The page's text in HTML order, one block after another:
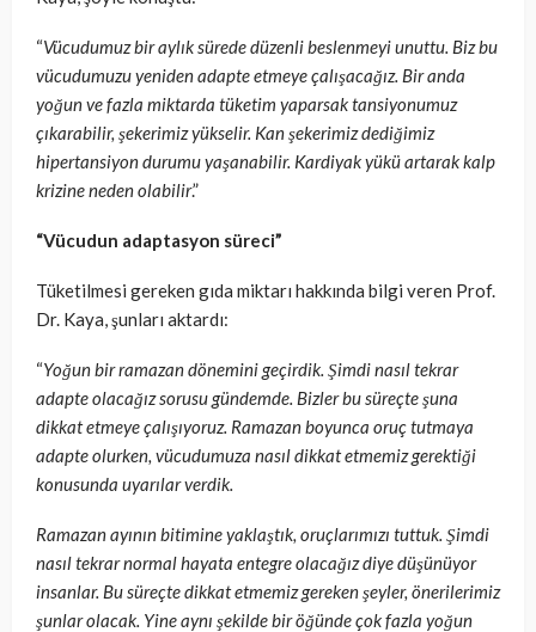
“Vücudumuz bir aylık sürede düzenli beslenmeyi unuttu. Biz bu
vücudumuzu yeniden adapte etmeye çalışacağız. Bir anda
yoğun ve fazla miktarda tüketim yaparsak tansiyonumuz
çıkarabilir, şekerimiz yükselir. Kan şekerimiz dediğimiz
hipertansiyon durumu yaşanabilir. Kardiyak yükü artarak kalp
krizine neden olabilir.”
“Vücudun adaptasyon süreci”
Tüketilmesi gereken gıda miktarı hakkında bilgi veren Prof.
Dr. Kaya, şunları aktardı:
“Yoğun bir ramazan dönemini geçirdik. Şimdi nasıl tekrar
adapte olacağız sorusu gündemde. Bizler bu süreçte şuna
dikkat etmeye çalışıyoruz. Ramazan boyunca oruç tutmaya
adapte olurken, vücudumuza nasıl dikkat etmemiz gerektiği
konusunda uyarılar verdik.
Ramazan ayının bitimine yaklaştık, oruçlarımızı tuttuk. Şimdi
nasıl tekrar normal hayata entegre olacağız diye düşünüyor
insanlar. Bu süreçte dikkat etmemiz gereken şeyler, önerilerimiz
şunlar olacak. Yine aynı şekilde bir öğünde çok fazla yoğun